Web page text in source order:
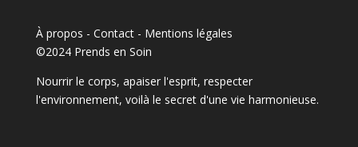
À propos - Contact- Mentions légales
©2024 Prends en Soin
Nourrir le corps, apaiser l'esprit, respecter
l'environnement, voilà le secret d'une vie harmonieuse.